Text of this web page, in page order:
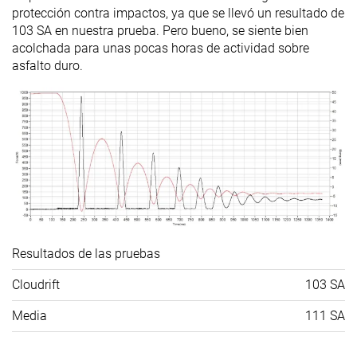
delantera
Durabilidad
del acolchado
del talón
Baja Media Media
Durabilidad
de la suela
exterior
Anchura de la
mediasuela -
antepié
Estrecha
Dureza de la
suela
Dura
protección contra impactos, ya que se llevó un resultado de
103 SA en nuestra prueba. Pero bueno, se siente bien
acolchada para unas pocas horas de actividad sobre
asfalto duro.
Resultados de las pruebas
Cloudrift 103 SA
Media 111 SA